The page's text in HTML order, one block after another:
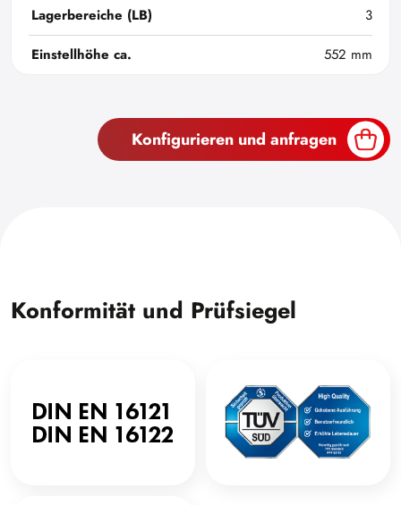
Lagerbereiche (LB)
3
Einstellhöhe ca.
552 mm
Konfigurieren und anfragen
Konformität und Prüfsiegel